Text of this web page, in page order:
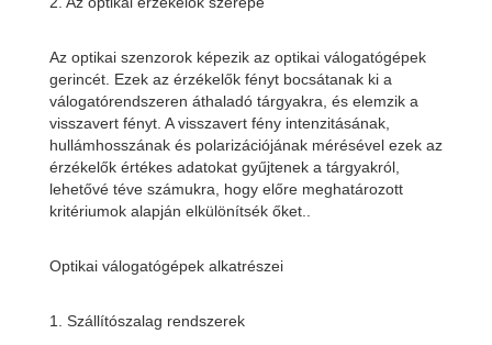
Az optikai szenzorok képezik az optikai válogatógépek
gerincét. Ezek az érzékelők fényt bocsátanak ki a
válogatórendszeren áthaladó tárgyakra, és elemzik a
visszavert fényt. A visszavert fény intenzitásának,
hullámhosszának és polarizációjának mérésével ezek az
érzékelők értékes adatokat gyűjtenek a tárgyakról,
lehetővé téve számukra, hogy előre meghatározott
kritériumok alapján elkülönítsék őket..
Optikai válogatógépek alkatrészei
1. Szállítószalag rendszerek